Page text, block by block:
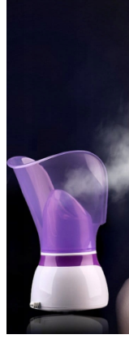
авто
автомоек
багги
беговых
бензобуров
бензопил
бензорезов